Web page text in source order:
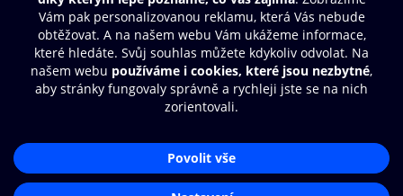
Další zábava
© O2 Czech Republic a.s.
Přístupnost
Zásady zpracování osobních údajůAplikace O2 Knihovna